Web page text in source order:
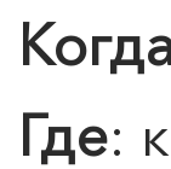
Где: